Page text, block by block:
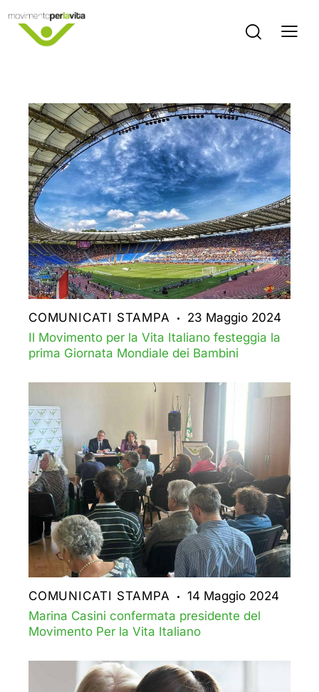
COMUNICATI STAMPA
23 Maggio 2024
Il Movimento per la Vita Italiano festeggia la
prima Giornata Mondiale dei Bambini
COMUNICATI STAMPA
14 Maggio 2024
Marina Casini confermata presidente del
Movimento Per la Vita Italiano